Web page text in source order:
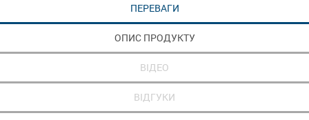
ПЕРЕВАГИ
ОПИС ПРОДУКТУ
ВІДЕО
ВІДГУКИ